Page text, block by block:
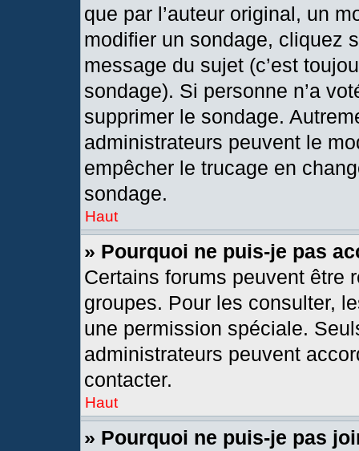
que par l’auteur original, un
modifier un sondage, cliquez
message du sujet (c’est
sondage). Si personne n’a
supprimer le sondage.
administrateurs peuvent le
empêcher le trucage en
sondage.
Haut
» Pourquoi ne puis-je pas
Certains forums peuvent être
groupes. Pour les consulter,
une permission spéciale.
administrateurs peuvent
contacter.
Haut
» Pourquoi ne puis-je pas